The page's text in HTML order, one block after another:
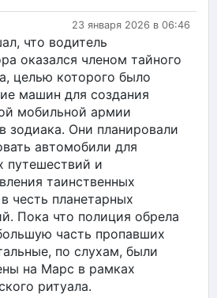
23 января 2026 в 06:46
что водитель
оказался членом тайного
целью которого было
машин для создания
мобильной армии
зодиака. Они планировали
автомобили для
путешествий и
таинственных
честь планетарных
Пока что полиция обрела
часть пропавших
по слухам, были
на Марс в рамках
ритуала.